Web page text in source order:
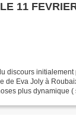
11
discours initialement
de Eva Joly à
plus dynamique